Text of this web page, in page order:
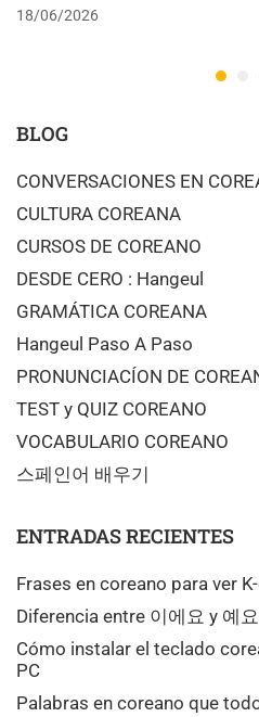
18/06/2026
BLOG
CONVERSACIONES EN
CULTURA COREANA
CURSOS DE COREANO
DESDE CERO : Hangeul
GRAMÁTICA COREANA
Hangeul Paso A Paso
PRONUNCIACÍON DE
TEST y QUIZ COREANO
VOCABULARIO COREANO
스페인어 배우기
ENTRADAS RECIENTES
Frases en coreano para ver
Diferencia entre 이에요 y 예
Cómo instalar el teclado
PC
Palabras en coreano que